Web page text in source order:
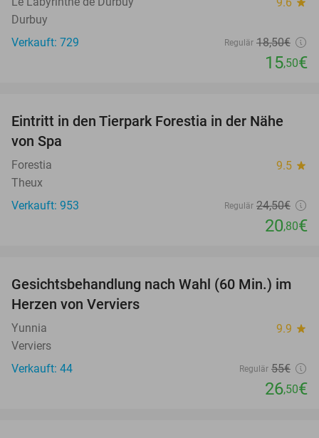
9.6
Durbuy
Verkauft: 729
Regulär 18,50€
15,50€
15%
Eintritt in den Tierpark Forestia in der Nähe
von Spa
Forestia 9.5 star
Theux
Verkauft: 953
Regulär 24,50€
20,80€
52%
Gesichtsbehandlung nach Wahl (60 Min.) im
Herzen von Verviers
Yunnia 9.9 star
Verviers
Verkauft: 44
Regulär 55€
26,50€